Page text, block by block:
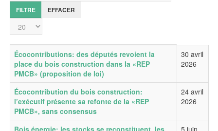
FILTRE EFFACER
Affichage #
Titre Date de publication
Écocontributions: des députés revoient la
place du bois construction dans la «REP
PMCB» (proposition de loi)
30 avril
2026
Écocontribution du bois construction:
l’exécutif présente sa refonte de la «REP
PMCB», sans consensus
24 avril
2026
Bois énergie: les stocks se reconstituent, les
5 juin